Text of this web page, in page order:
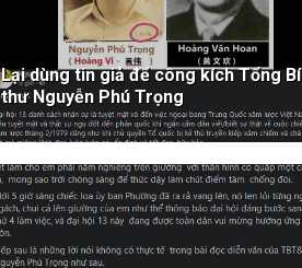
Lại dùng tin giả để công kích Tổng Bí
thư Nguyễn Phú Trọng